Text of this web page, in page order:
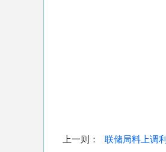
上一则： 联储局料上调